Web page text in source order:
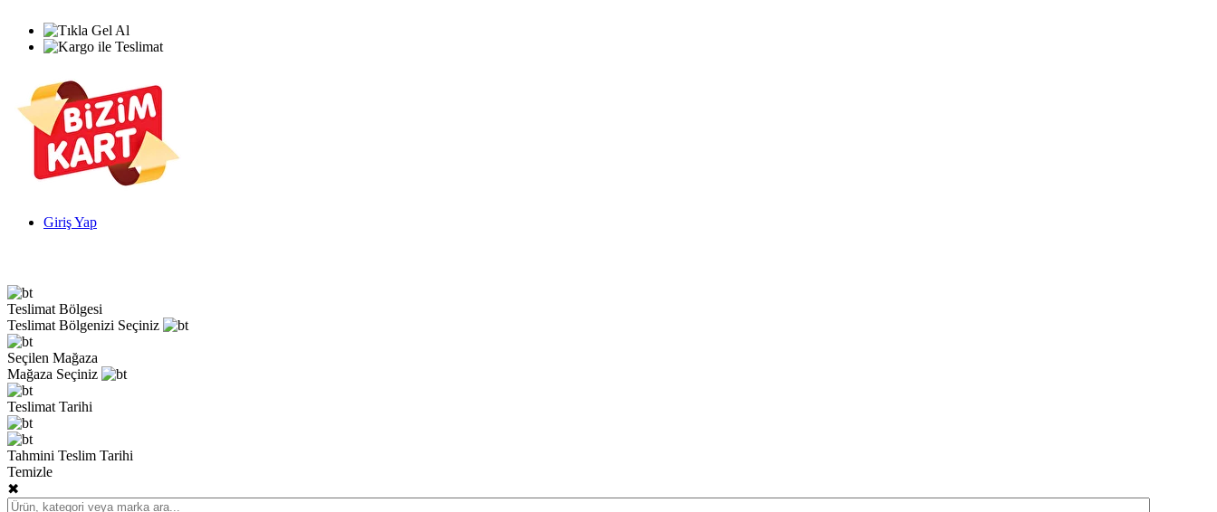
Giriş Yap
Teslimat Bölgesi
Teslimat Bölgenizi Seçiniz
Seçilen Mağaza
Mağaza Seçiniz
Teslimat Tarihi
Tahmini Teslim Tarihi
Temizle
✖